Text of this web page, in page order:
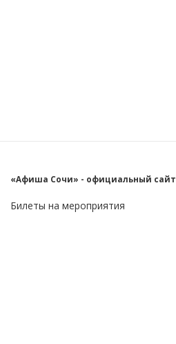
«Афиша Сочи» - официальный сайт
Билеты на мероприятия